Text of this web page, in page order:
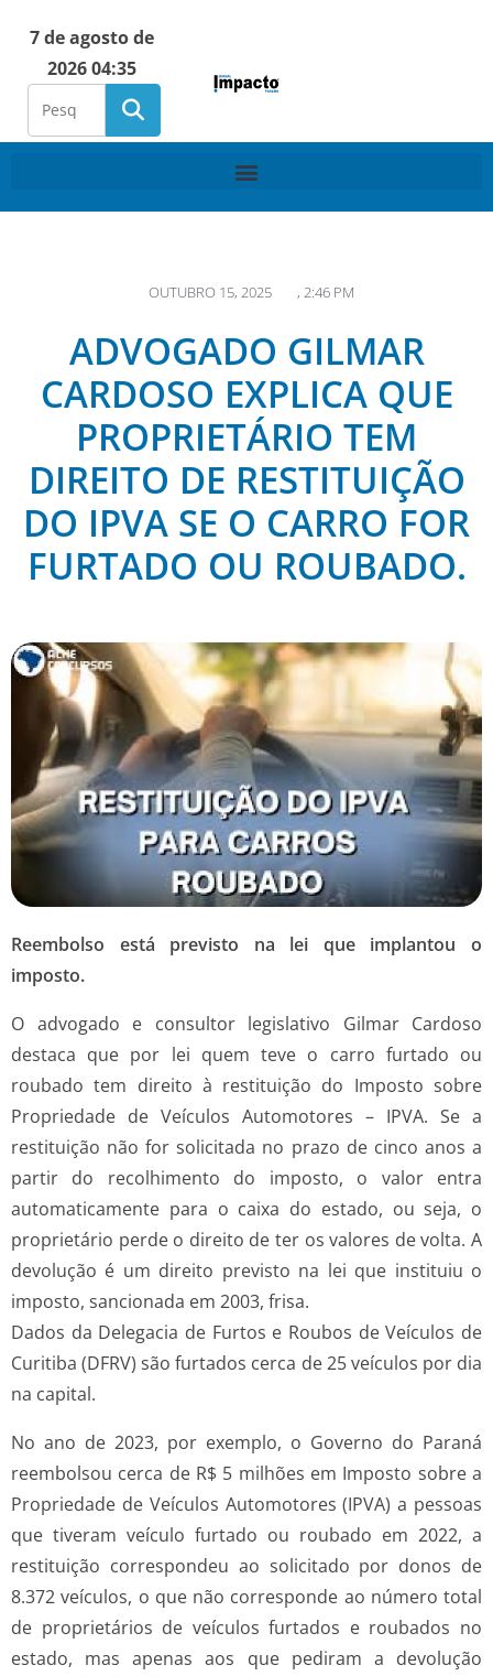
7 de agosto de
2026 04:35
OUTUBRO 15, 2025 , 2:46 PM
ADVOGADO GILMAR
CARDOSO EXPLICA QUE
PROPRIETÁRIO TEM
DIREITO DE RESTITUIÇÃO
DO IPVA SE O CARRO FOR
FURTADO OU ROUBADO.
Reembolso está previsto na lei que implantou o
imposto.
O advogado e consultor legislativo Gilmar Cardoso
destaca que por lei quem teve o carro furtado ou
roubado tem direito à restituição do Imposto sobre
Propriedade de Veículos Automotores – IPVA. Se a
restituição não for solicitada no prazo de cinco anos a
partir do recolhimento do imposto, o valor entra
automaticamente para o caixa do estado, ou seja, o
proprietário perde o direito de ter os valores de volta. A
devolução é um direito previsto na lei que instituiu o
imposto, sancionada em 2003, frisa.
Dados da Delegacia de Furtos e Roubos de Veículos de
Curitiba (DFRV) são furtados cerca de 25 veículos por dia
na capital.
No ano de 2023, por exemplo, o Governo do Paraná
reembolsou cerca de R$ 5 milhões em Imposto sobre a
Propriedade de Veículos Automotores (IPVA) a pessoas
que tiveram veículo furtado ou roubado em 2022, a
restituição correspondeu ao solicitado por donos de
8.372 veículos, o que não corresponde ao número total
de proprietários de veículos furtados e roubados no
estado, mas apenas aos que pediram a devolução